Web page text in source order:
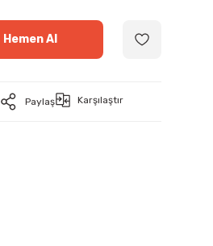
Hemen Al
Paylaş Karşılaştır